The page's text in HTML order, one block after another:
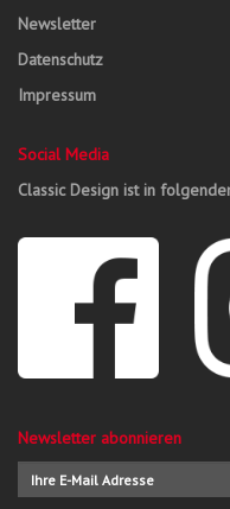
Newsletter
Datenschutz
Impressum
Social Media
Classic Design ist in
Newsletter abonnieren